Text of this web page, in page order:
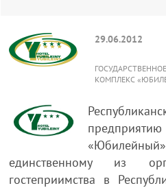
29.06.2012
КОМПЛЕКС
предприятию
единственному из
гостеприимства в